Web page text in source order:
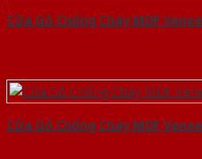
Cửa Gỗ Chống Cháy MDF
Cửa Gỗ Chống Cháy MDF